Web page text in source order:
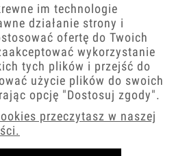
Dwoma
im technologie
działanie strony i
ofertę do Twoich
wykorzystanie
tych plików i przejść do
użycie plików do swoich
opcję "Dostosuj zgody".
przeczytasz w naszej